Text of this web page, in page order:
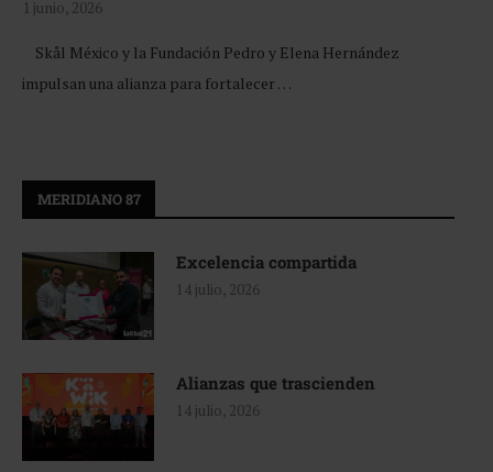
1 junio, 2026
Skål México y la Fundación Pedro y Elena Hernández
impulsan una alianza para fortalecer …
MERIDIANO 87
Excelencia compartida
14 julio, 2026
Alianzas que trascienden
14 julio, 2026